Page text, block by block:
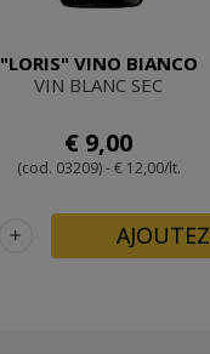
"LORIS" VINO BIANCO
VIN BLANC SEC
€ 9,00
(cod. 03209) - € 12,00/lt.
+ AJOUTEZ